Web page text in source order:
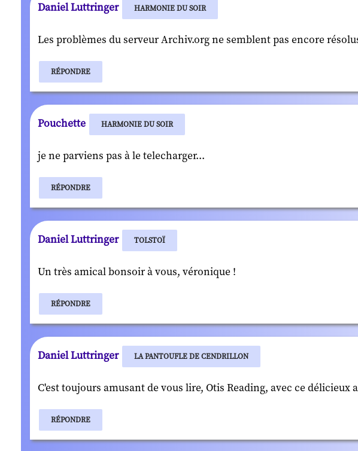
Daniel Luttringer HARMONIE DU SOIR
Les problèmes du serveur Archiv.org ne semblent pas encore
RÉPONDRE
Pouchette HARMONIE DU SOIR
je ne parviens pas à le telecharger...
RÉPONDRE
Daniel Luttringer TOLSTOÏ
Un très amical bonsoir à vous, véronique !
RÉPONDRE
Daniel Luttringer LA PANTOUFLE DE CENDRILLON
C'est toujours amusant de vous lire, Otis Reading, avec ce délicieux
RÉPONDRE